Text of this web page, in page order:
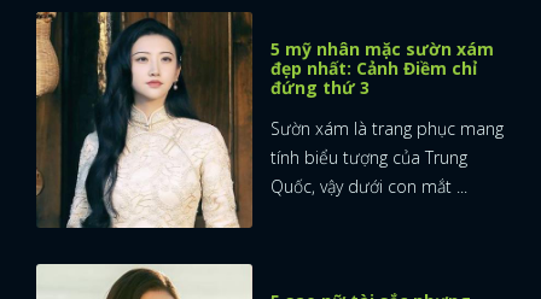
ĐĂNG NHẬP
5 mỹ nhân mặc sườn xám
đẹp nhất: Cảnh Điềm chỉ
đứng thứ 3
Sườn xám là trang phục mang
tính biểu tượng của Trung
Quốc, vậy dưới con mắt ...